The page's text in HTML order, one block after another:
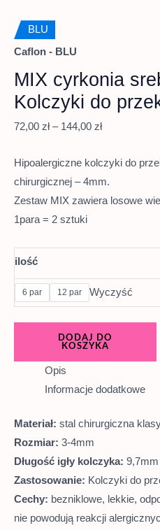
BLU
Caflon - BLU
MIX cyrkonia
Kolczyki do
72,00 zł – 144,00 zł
Hipoalergiczne kolczyki do
chirurgicznej – 4mm.
Zestaw MIX zawiera losowe
1para = 2 sztuki
ilość
6 par 12 par Wyczyść
DODAJ DO
KOSZYKA
Opis
Informacje dodatkowe
Materiał: stal chirurgiczna
Rozmiar: 3-4mm
Długość igły kolczyka: 9,7mm
Zastosowanie: Kolczyki do
Cechy: bezniklowe, lekkie,
nie powodują reakcji